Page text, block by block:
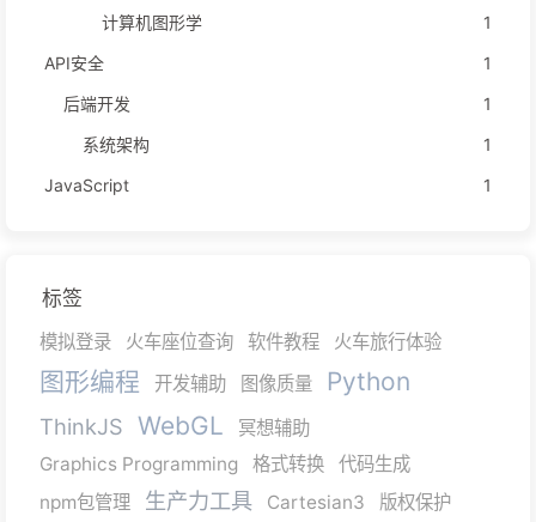
计算机图形学
1
API安全
1
后端开发
1
系统架构
1
JavaScript
1
标签
模拟登录 火车座位查询 软件教程 火车旅行体验
图形编程 开发辅助 图像质量 Python
ThinkJS WebGL
冥想辅助
Graphics Programming
格式转换
代码生成
npm包管理
生产力工具 Cartesian3
版权保护